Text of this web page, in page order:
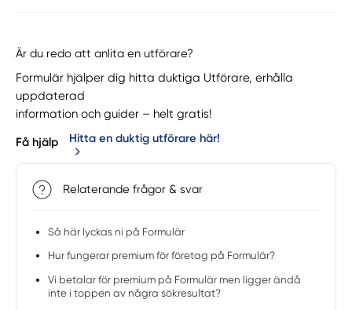
Är du redo att anlita en utförare?
Formulär hjälper dig hitta duktiga Utförare, erhålla
uppdaterad
information och guider – helt gratis!
Få hjälp Hitta en duktig utförare här!
Relaterande frågor & svar
Så här lyckas ni på Formulär
Hur fungerar premium för företag på Formulär?
Vi betalar för premium på Formulär men ligger ändå
inte i toppen av några sökresultat?